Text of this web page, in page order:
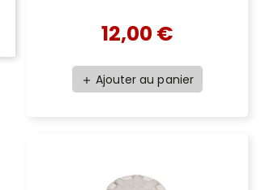
12,00 €
add Ajouter au panier